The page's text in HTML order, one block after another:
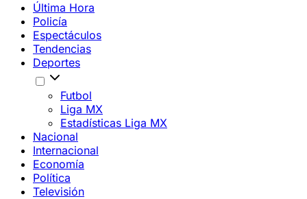
Última Hora
Policía
Espectáculos
Tendencias
Deportes
Futbol
Liga MX
Estadísticas Liga MX
Nacional
Internacional
Economía
Política
Televisión